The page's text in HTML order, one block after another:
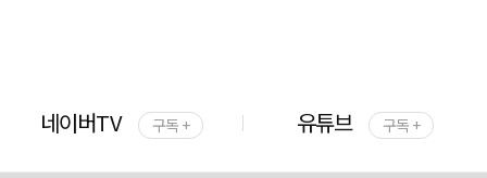
네이버TV 구독 + 유튜브 구독 +